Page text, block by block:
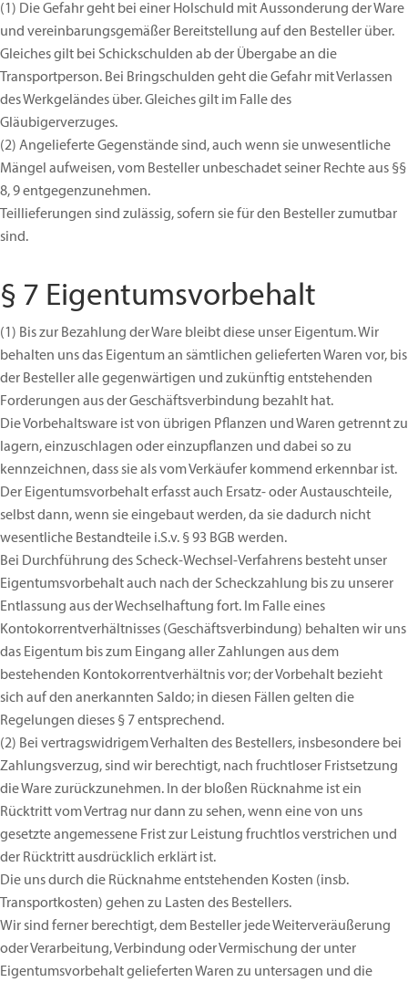
(1) Die Gefahr geht bei einer Holschuld mit Aussonderung der Ware
und vereinbarungsgemäßer Bereitstellung auf den Besteller über.
Gleiches gilt bei Schickschulden ab der Übergabe an die
Transportperson. Bei Bringschulden geht die Gefahr mit Verlassen
des Werkgeländes über. Gleiches gilt im Falle des
Gläubigerverzuges.
(2) Angelieferte Gegenstände sind, auch wenn sie unwesentliche
Mängel aufweisen, vom Besteller unbeschadet seiner Rechte aus §§
8, 9 entgegenzunehmen.
Teillieferungen sind zulässig, sofern sie für den Besteller zumutbar
sind.
§ 7 Eigentumsvorbehalt
(1) Bis zur Bezahlung der Ware bleibt diese unser Eigentum. Wir
behalten uns das Eigentum an sämtlichen gelieferten Waren vor, bis
der Besteller alle gegenwärtigen und zukünftig entstehenden
Forderungen aus der Geschäftsverbindung bezahlt hat.
Die Vorbehaltsware ist von übrigen Pflanzen und Waren getrennt zu
lagern, einzuschlagen oder einzupflanzen und dabei so zu
kennzeichnen, dass sie als vom Verkäufer kommend erkennbar ist.
Der Eigentumsvorbehalt erfasst auch Ersatz- oder Austauschteile,
selbst dann, wenn sie eingebaut werden, da sie dadurch nicht
wesentliche Bestandteile i.S.v. § 93 BGB werden.
Bei Durchführung des Scheck-Wechsel-Verfahrens besteht unser
Eigentumsvorbehalt auch nach der Scheckzahlung bis zu unserer
Entlassung aus der Wechselhaftung fort. Im Falle eines
Kontokorrentverhältnisses (Geschäftsverbindung) behalten wir uns
das Eigentum bis zum Eingang aller Zahlungen aus dem
bestehenden Kontokorrentverhältnis vor; der Vorbehalt bezieht
sich auf den anerkannten Saldo; in diesen Fällen gelten die
Regelungen dieses § 7 entsprechend.
(2) Bei vertragswidrigem Verhalten des Bestellers, insbesondere bei
Zahlungsverzug, sind wir berechtigt, nach fruchtloser Fristsetzung
die Ware zurückzunehmen. In der bloßen Rücknahme ist ein
Rücktritt vom Vertrag nur dann zu sehen, wenn eine von uns
gesetzte angemessene Frist zur Leistung fruchtlos verstrichen und
der Rücktritt ausdrücklich erklärt ist.
Die uns durch die Rücknahme entstehenden Kosten (insb.
Transportkosten) gehen zu Lasten des Bestellers.
Wir sind ferner berechtigt, dem Besteller jede Weiterveräußerung
oder Verarbeitung, Verbindung oder Vermischung der unter
Eigentumsvorbehalt gelieferten Waren zu untersagen und die